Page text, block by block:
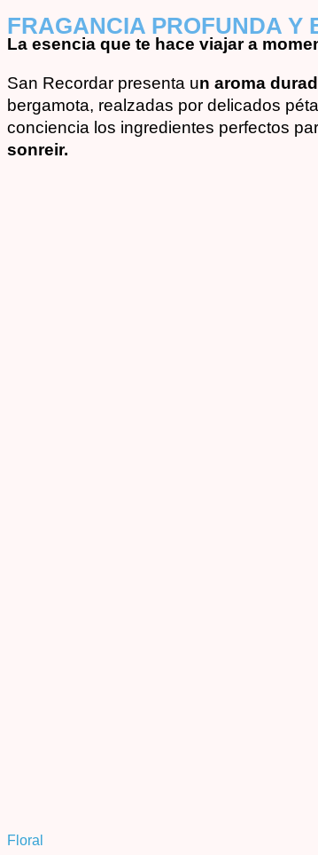
FRAGANCIA PROFUNDA Y
La esencia que te hace viajar a
San Recordar presenta un aroma
bergamota, realzadas por delicados
conciencia los ingredientes perfectos
sonreir.
Floral